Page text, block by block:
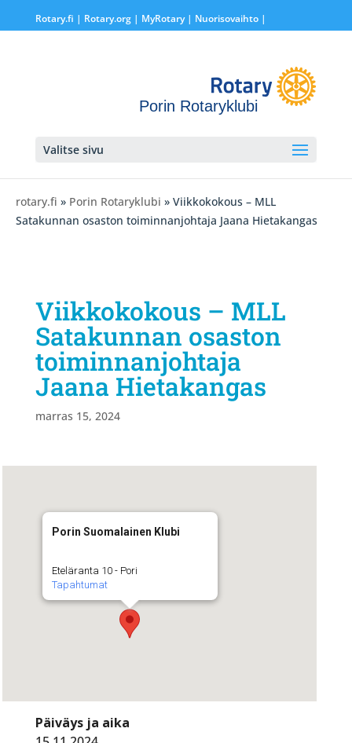
Rotary.fi | Rotary.org| MyRotary | Nuorisovaihto|
Porin Rotaryklubi
Valitse sivu
rotary.fi » Porin Rotaryklubi » Viikkokokous – MLL
Satakunnan osaston toiminnanjohtaja Jaana Hietakangas
Viikkokokous – MLL
Satakunnan osaston
toiminnanjohtaja
Jaana Hietakangas
marras 15, 2024
Porin Suomalainen Klubi
Eteläranta 10 - Pori
Tapahtumat
Päiväys ja aika